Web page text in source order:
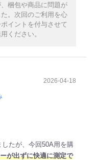
梱包や商品に問題が
。次回のご利用を心
イントを付与させて
ください。
2026-04-18
たが、今回50A用を購
が出ずに快適に測定で